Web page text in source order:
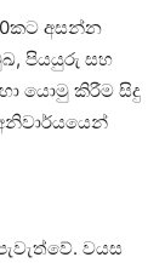
අසන්න
පියයුරු සහ
යොමු කිරීම සිදු
වයස